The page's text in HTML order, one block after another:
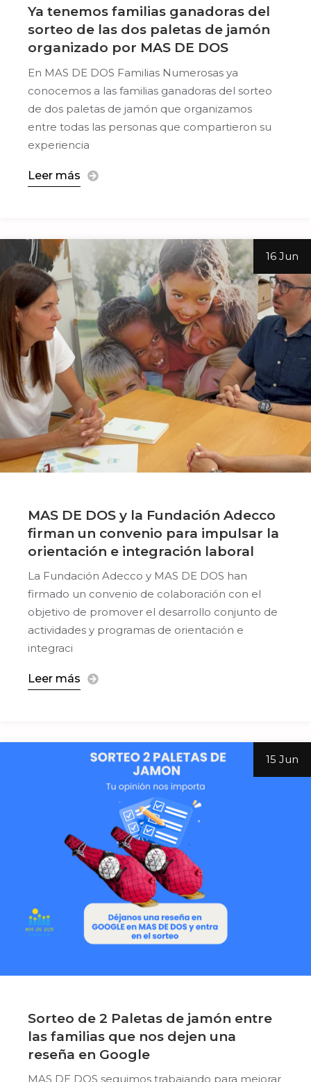
Ya tenemos familias ganadoras del
sorteo de las dos paletas de jamón
organizado por MAS DE DOS
En MAS DE DOS Familias Numerosas ya
conocemos a las familias ganadoras del sorteo
de dos paletas de jamón que organizamos
entre todas las personas que compartieron su
experiencia
Leer más
16 Jun
MAS DE DOS y la Fundación Adecco
firman un convenio para impulsar la
orientación e integración laboral
La Fundación Adecco y MAS DE DOS han
firmado un convenio de colaboración con el
objetivo de promover el desarrollo conjunto de
actividades y programas de orientación e
integraci
Leer más
15 Jun
Sorteo de 2 Paletas de jamón entre
las familias que nos dejen una
reseña en Google
MAS DE DOS seguimos trabajando para mejorar